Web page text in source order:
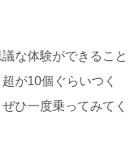
な体験ができること
が10個ぐらいつく
ひ一度乗ってみてく